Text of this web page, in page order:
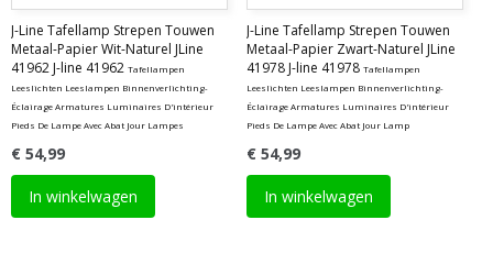
J-Line Tafellamp Strepen Touwen
Metaal-Papier Wit-Naturel JLine
41962 J-line 41962 Tafellampen
Leeslichten Leeslampen Binnenverlichting-
Éclairage Armatures Luminaires D'intérieur
Pieds De Lampe Avec Abat Jour Lampes
€ 54,99
In winkelwagen
J-Line Tafellamp Strepen Touwen
Metaal-Papier Zwart-Naturel JLine
41978 J-line 41978 Tafellampen
Leeslichten Leeslampen Binnenverlichting-
Éclairage Armatures Luminaires D'intérieur
Pieds De Lampe Avec Abat Jour Lamp
€ 54,99
In winkelwagen